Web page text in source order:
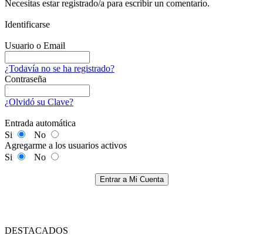
Necesitas estar registrado/a para escribir un comentario.
Identificarse
Usuario o Email
¿Todavía no se ha registrado?
Contraseña
¿Olvidó su Clave?
Entrada automática
Si
No
Agregarme a los usuarios activos
Si
No
Entrar a Mi Cuenta
DESTACADOS